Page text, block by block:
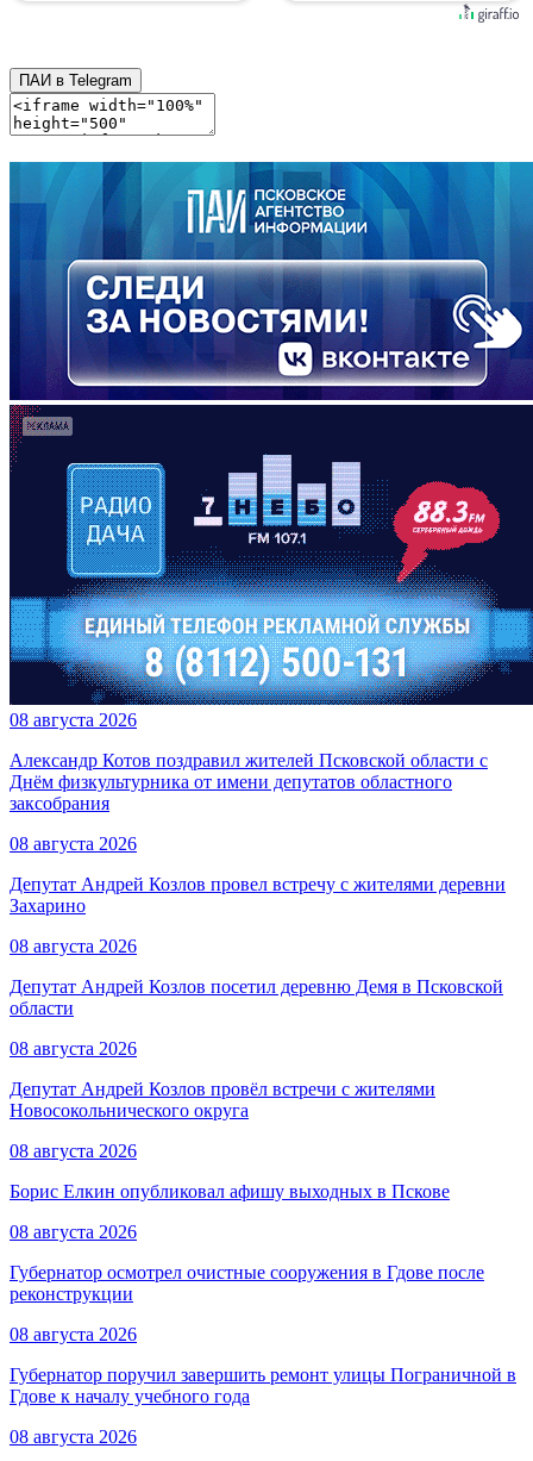
ПАИ в Telegram
08 августа 2026
Александр Котов поздравил жителей Псковской области с
Днём физкультурника от имени депутатов областного
заксобрания
08 августа 2026
Депутат Андрей Козлов провел встречу с жителями деревни
Захарино
08 августа 2026
Депутат Андрей Козлов посетил деревню Демя в Псковской
области
08 августа 2026
Депутат Андрей Козлов провёл встречи с жителями
Новосокольнического округа
08 августа 2026
Борис Елкин опубликовал афишу выходных в Пскове
08 августа 2026
Губернатор осмотрел очистные сооружения в Гдове после
реконструкции
08 августа 2026
Губернатор поручил завершить ремонт улицы Пограничной в
Гдове к началу учебного года
08 августа 2026